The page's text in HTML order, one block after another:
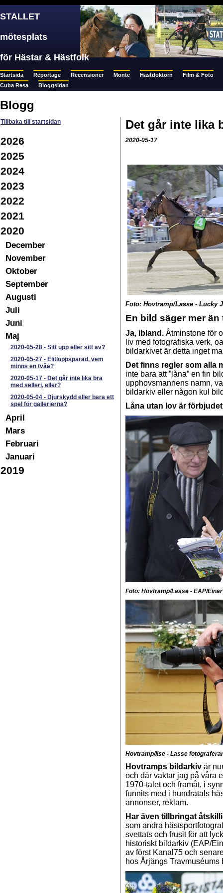
STALLET
mötesplats
för Hästar & Hästfolk
Startsida Reportage Recensioner Monte Hästdoktorn
Film & Foto
Cuba Resa
Bloggsidan
Blogg
Tillbaka till startsidan
2026
2025
2024
2023
2022
2021
2020
December
November
Oktober
September
Augusti
Juli
Juni
Maj
2020-05-28 - Sitt upp eller sitt av?
2020-05-27 - Elitloppsparad, vem
minns en tvåa?
2020-05-17 - Det går inte lika bra
med selleri, eller?
2020-05-04 - Djurskydd eller bara ett
spel för gallerierna?
April
Mars
Februari
Januari
2019
Det går inte lika
2020-05-17
Foto: Hovtramp/Lasse - Lucky
En bild säger mer
Ja, ibland. Åtminstone för
liv med fotografiska verk,
bildarkivet är detta inget
Det finns regler som alla
inte bara att ”låna” en fin
upphovsmannens namn,
bildarkiv eller någon kul
Låna utan lov är
Foto: Hovtramp/Lasse - EAP/
Hovtramp/Ilse - Lasse fotograferar
Hovtramps bildarkiv är
och där vaktar jag på våra
1970-talet och framåt, i
funnits med i hundratals
annonser, reklam.
Har även tillbringat
som andra
svettats och frusit för att
historiskt bildarkiv (EAP/
av först Kanal75 och
hos Årjängs Travmuséums